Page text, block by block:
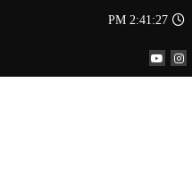
2:41:28 PM